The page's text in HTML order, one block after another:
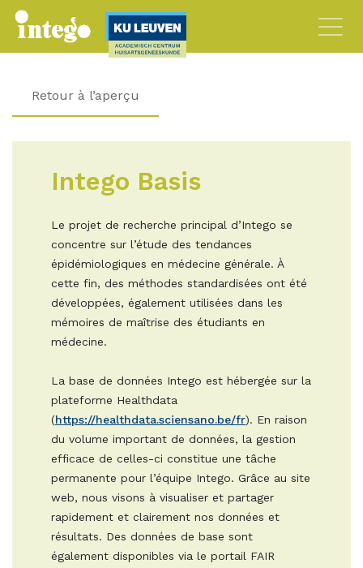
Retour à l’aperçu
Intego Basis
Le projet de recherche principal d’Intego se
concentre sur l’étude des tendances
épidémiologiques en médecine générale. À
cette fin, des méthodes standardisées ont été
développées, également utilisées dans les
mémoires de maîtrise des étudiants en
médecine.
La base de données Intego est hébergée sur la
plateforme Healthdata
(https://healthdata.sciensano.be/fr). En raison
du volume important de données, la gestion
efficace de celles-ci constitue une tâche
permanente pour l’équipe Intego. Grâce au site
web, nous visons à visualiser et partager
rapidement et clairement nos données et
résultats. Des données de base sont
également disponibles via le portail FAIR